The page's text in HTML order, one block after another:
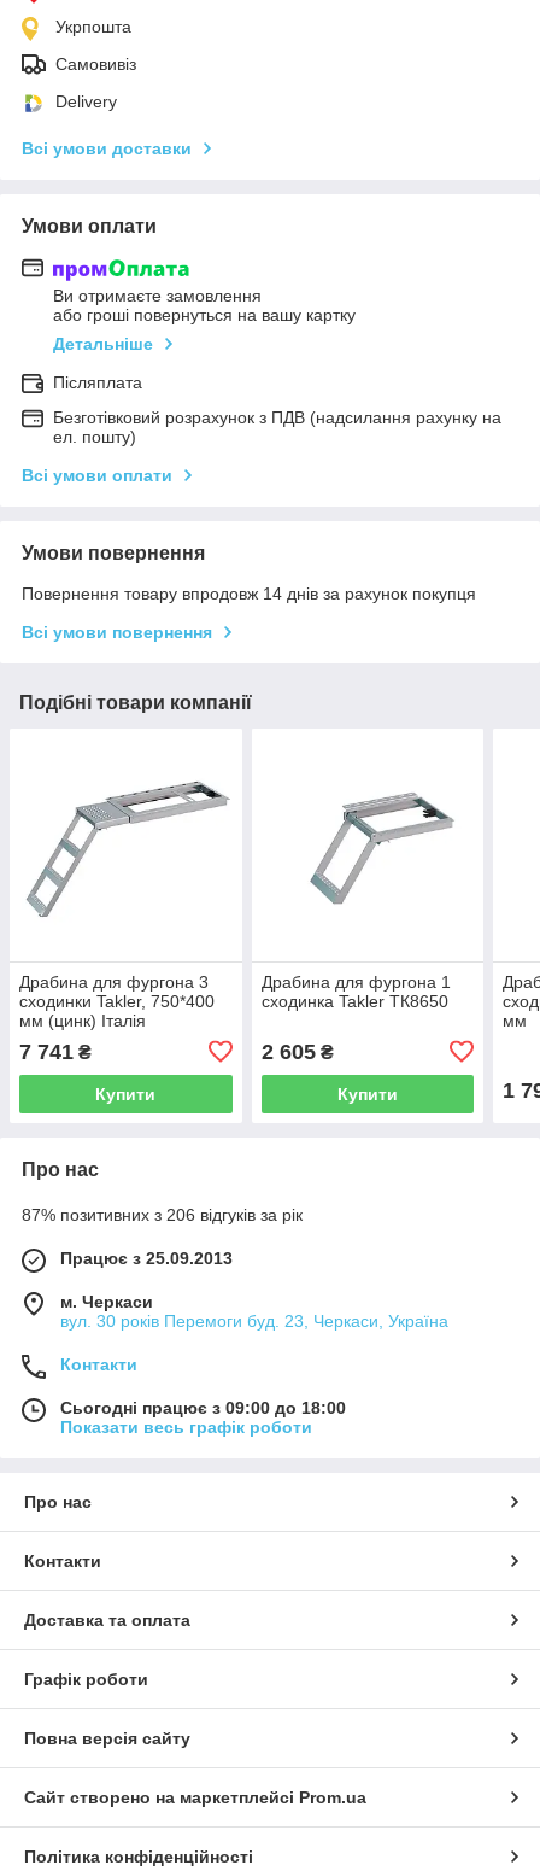
Укрпошта
Самовивіз
Delivery
Всі умови доставки
Умови оплати
Ви отримаєте замовлення
або гроші повернуться на вашу картку
Детальніше
Післяплата
Безготівковий розрахунок з ПДВ (надсилання рахунку на
ел. пошту)
Всі умови оплати
Умови повернення
Повернення товару впродовж 14 днів за рахунок покупця
Всі умови повернення
Подібні товари компанії
Драбина для фургона 3
сходинки Takler, 750*400
мм (цинк) Італія
7 741 ₴
Купити
Драбина для фургона 1
сходинка Takler ТК8650
2 605₴
Купити
мм
1
Про нас
87% позитивних з 206 відгуків за рік
Працює з 25.09.2013
м. Черкаси
вул. 30 років Перемоги буд. 23, Черкаси, Україна
Контакти
Сьогодні працює з 09:00 до 18:00
Показати весь графік роботи
Про нас
Контакти
Доставка та оплата
Графік роботи
Повна версія сайту
Сайт створено на маркетплейсі Prom.ua
Політика конфіденційності